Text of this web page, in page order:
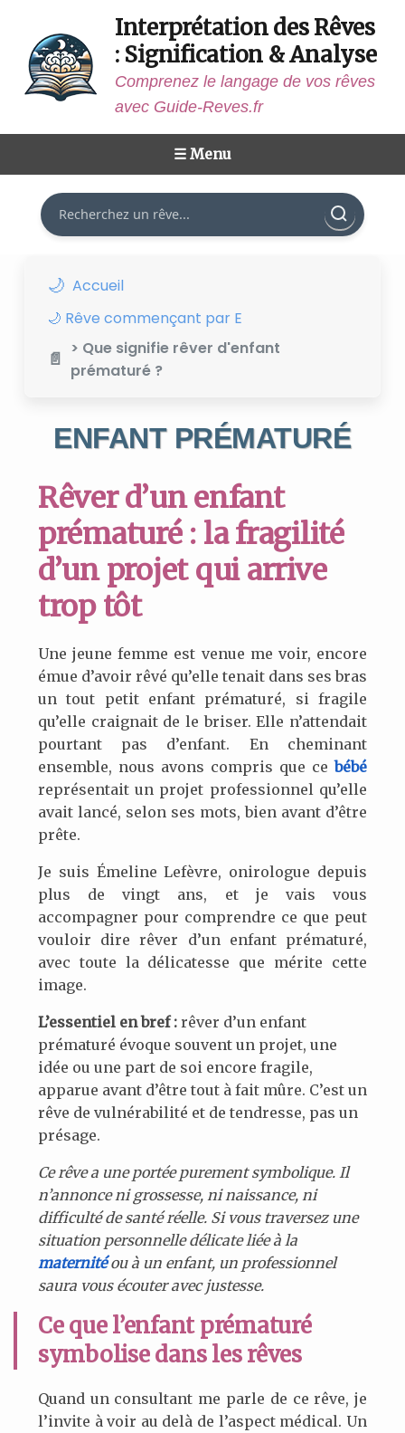
Interprétation des Rêves
: Signification & Analyse
Comprenez le langage de vos rêves
avec Guide-Reves.fr
☰ Menu
Rechercher
Accueil
🌙 Rêve commençant par E
> Que signifie rêver d'enfant
prématuré ?
ENFANT PRÉMATURÉ
Rêver d’un enfant
prématuré : la fragilité
d’un projet qui arrive
trop tôt
Une jeune femme est venue me voir, encore
émue d’avoir rêvé qu’elle tenait dans ses bras
un tout petit enfant prématuré, si fragile
qu’elle craignait de le briser. Elle n’attendait
pourtant pas d’enfant. En cheminant
ensemble, nous avons compris que cebébé
représentait un projet professionnel qu’elle
avait lancé, selon ses mots, bien avant d’être
prête.
Je suis Émeline Lefèvre, onirologue depuis
plus de vingt ans, et je vais vous
accompagner pour comprendre ce que peut
vouloir dire rêver d’un enfant prématuré,
avec toute la délicatesse que mérite cette
image.
L’essentiel en bref :rêver d’un enfant
prématuré évoque souvent un projet, une
idée ou une part de soi encore fragile,
apparue avant d’être tout à fait mûre. C’est un
rêve de vulnérabilité et de tendresse, pas un
présage.
Ce rêve a une portée purement symbolique. Il
n’annonce ni grossesse, ni naissance, ni
difficulté de santé réelle. Si vous traversez une
situation personnelle délicate liée à la
maternitéou à un enfant, un professionnel
saura vous écouter avec justesse.
Ce que l’enfant prématuré
symbolise dans les rêves
Quand un consultant me parle de ce rêve, je
l’invite à voir au delà de l’aspect médical. Un